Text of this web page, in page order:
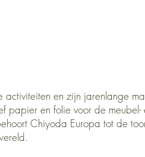
en zijn jarenlange
papier en folie voor de meubel-
Chiyoda Europa tot de